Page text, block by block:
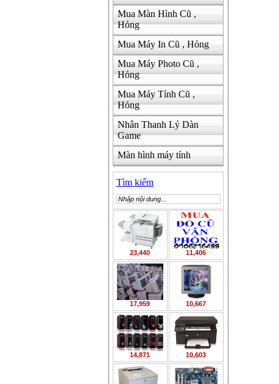
Mua Màn Hình Cũ ,
Hỏng
Mua Máy In Cũ , Hỏng
Mua Máy Photo Cũ ,
Hỏng
Mua Máy Tính Cũ ,
Hỏng
Nhân Thanh Lý Dàn
Game
Màn hình máy tính
Tìm kiếm
23,440 11,406
17,959 10,667
14,871 10,603